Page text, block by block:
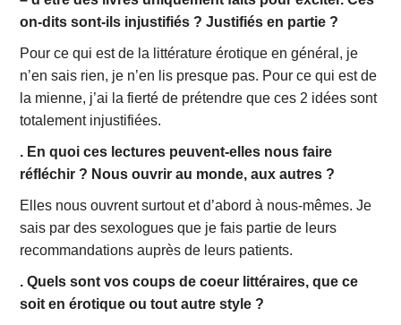
on-dits sont-ils injustifiés ? Justifiés en partie ?
Pour ce qui est de la littérature érotique en général, je
n’en sais rien, je n’en lis presque pas. Pour ce qui est de
la mienne, j’ai la fierté de prétendre que ces 2 idées sont
totalement injustifiées.
. En quoi ces lectures peuvent-elles nous faire
réfléchir ? Nous ouvrir au monde, aux autres ?
Elles nous ouvrent surtout et d’abord à nous-mêmes. Je
sais par des sexologues que je fais partie de leurs
recommandations auprès de leurs patients.
. Quels sont vos coups de coeur littéraires, que ce
soit en érotique ou tout autre style ?